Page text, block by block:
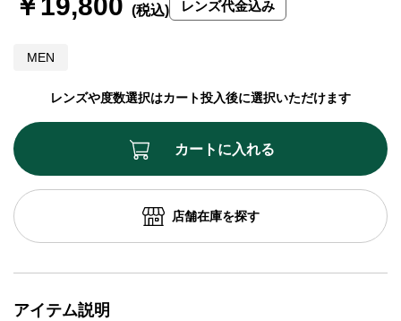
MEN
レンズや度数選択はカート投入後に選択いただけます
￥19,800 レンズ代金込み
カートに入れる
店舗在庫を探す
アイテム説明